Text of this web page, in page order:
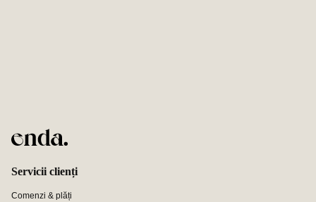
Servicii clienți
Comenzi & plăți